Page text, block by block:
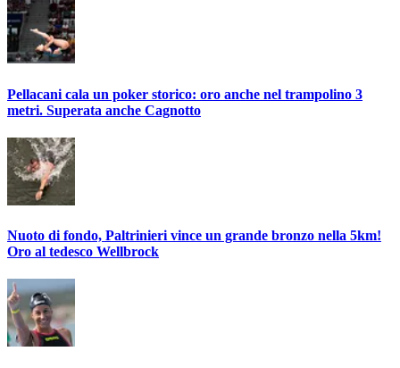
Pellacani cala un poker storico: oro anche nel trampolino 3
metri. Superata anche Cagnotto
Nuoto di fondo, Paltrinieri vince un grande bronzo nella 5km!
Oro al tedesco Wellbrock